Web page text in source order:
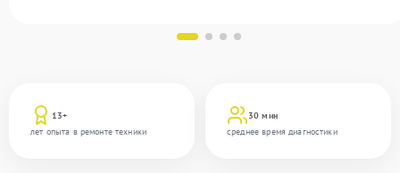
13+
лет опыта в ремонте техники
30 мин
среднее время диагностики